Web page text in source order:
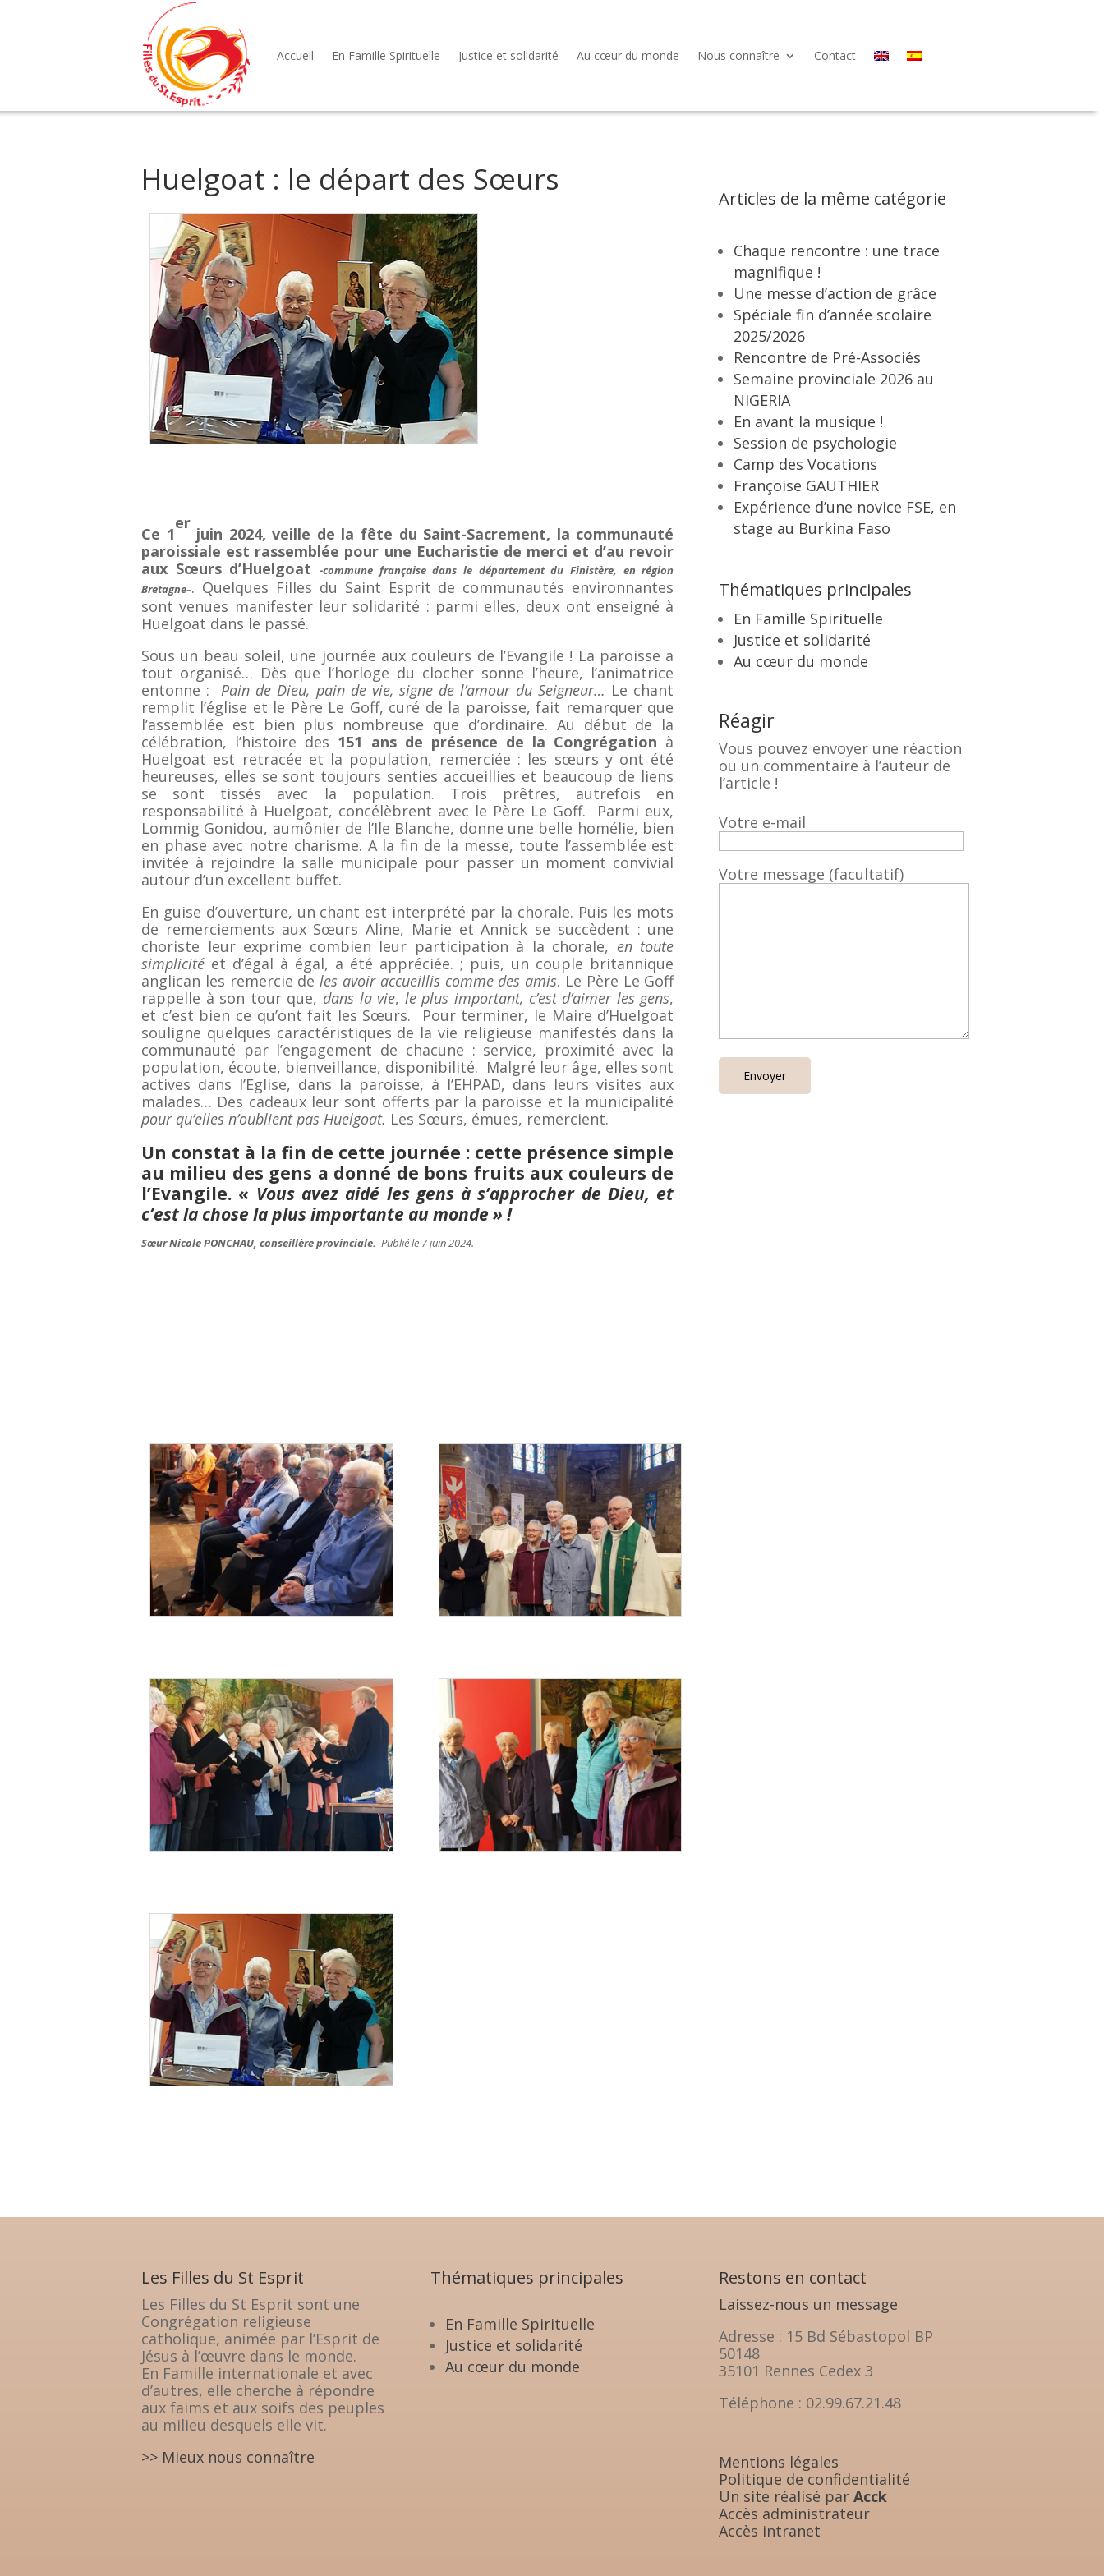
Accueil En Famille Spirituelle Justice et solidarité Au cœur du monde Nous connaître Contact
Huelgoat : le départ des Sœurs
Ce 1
er
juin 2024, veille de la fête du Saint-Sacrement, la communauté
paroissiale est rassemblée pour une Eucharistie de merci et d’au revoir
aux Sœurs d’Huelgoat
-commune française dans le département du Finistère, en région
Bretagne–. Quelques Filles du Saint Esprit de communautés environnantes
sont venues manifester leur solidarité : parmi elles, deux ont enseigné à
Huelgoat dans le passé.
Sous un beau soleil, une journée aux couleurs de l’Evangile ! La paroisse a
tout organisé… Dès que l’horloge du clocher sonne l’heure, l’animatrice
entonne : Pain de Dieu, pain de vie, signe de l’amour du Seigneur… Le chant
remplit l’église et le Père Le Goff, curé de la paroisse, fait remarquer que
l’assemblée est bien plus nombreuse que d’ordinaire. Au début de la
célébration, l’histoire des 151 ans de présence de la Congrégation à
Huelgoat est retracée et la population, remerciée : les sœurs y ont été
heureuses, elles se sont toujours senties accueillies et beaucoup de liens
se sont tissés avec la population. Trois prêtres, autrefois en
responsabilité à Huelgoat, concélèbrent avec le Père Le Goff. Parmi eux,
Lommig Gonidou, aumônier de l’Ile Blanche, donne une belle homélie, bien
en phase avec notre charisme. A la fin de la messe, toute l’assemblée est
invitée à rejoindre la salle municipale pour passer un moment convivial
autour d’un excellent buffet.
En guise d’ouverture, un chant est interprété par la chorale. Puis les mots
de remerciements aux Sœurs Aline, Marie et Annick se succèdent : une
choriste leur exprime combien leur participation à la chorale, en toute
simplicité et d’égal à égal, a été appréciée. ; puis, un couple britannique
anglican les remercie deles avoir accueillis comme des amis. Le Père Le Goff
rappelle à son tour que, dans la vie, le plus important, c’est d’aimer les gens,
et c’est bien ce qu’ont fait les Sœurs. Pour terminer, le Maire d’Huelgoat
souligne quelques caractéristiques de la vie religieuse manifestés dans la
communauté par l’engagement de chacune : service, proximité avec la
population, écoute, bienveillance, disponibilité. Malgré leur âge, elles sont
actives dans l’Eglise, dans la paroisse, à l’EHPAD, dans leurs visites aux
malades… Des cadeaux leur sont offerts par la paroisse et la municipalité
pour qu’elles n’oublient pas Huelgoat. Les Sœurs, émues, remercient.
Un constat à la fin de cette journée : cette présence simple
au milieu des gens a donné de bons fruits aux couleurs de
l’Evangile. « Vous avez aidé les gens à s’approcher de Dieu, et
c’est la chose la plus importante au monde » !
Sœur Nicole PONCHAU, conseillère provinciale. Publié le 7 juin 2024.
Articles de la même catégorie
Chaque rencontre : une trace
magnifique !
Une messe d’action de grâce
Spéciale fin d’année scolaire
2025/2026
Rencontre de Pré-Associés
Semaine provinciale 2026 au
NIGERIA
En avant la musique !
Session de psychologie
Camp des Vocations
Françoise GAUTHIER
Expérience d’une novice FSE, en
stage au Burkina Faso
Thématiques principales
En Famille Spirituelle
Justice et solidarité
Au cœur du monde
Réagir
Vous pouvez envoyer une réaction
ou un commentaire à l’auteur de
l’article !
Votre e-mail
Votre message (facultatif)
Les Filles du St Esprit
Les Filles du St Esprit sont une
Congrégation religieuse
catholique, animée par l’Esprit de
Jésus à l’œuvre dans le monde.
En Famille internationale et avec
d’autres, elle cherche à répondre
aux faims et aux soifs des peuples
au milieu desquels elle vit.
>> Mieux nous connaître
Thématiques principales
En Famille Spirituelle
Justice et solidarité
Au cœur du monde
Restons en contact
Laissez-nous un message
Adresse : 15 Bd Sébastopol BP
50148
35101 Rennes Cedex 3
Téléphone : 02.99.67.21.48
Mentions légales
Politique de confidentialité
Un site réalisé parAcck
Accès administrateur
Accès intranet